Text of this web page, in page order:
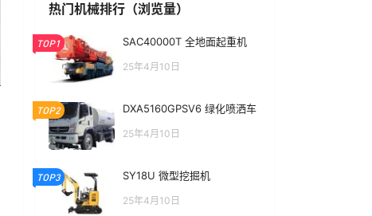
热门机械排行（浏览量）
TOP1 SAC40000T 全地面起重机
25年4月10日
TOP2 DXA5160GPSV6 绿化喷洒车
25年4月10日
TOP3 SY18U 微型挖掘机
25年4月10日